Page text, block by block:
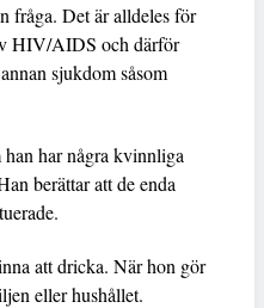
fråga. Det är alldeles för
HIV/AIDS och därför
sjukdom såsom
har några kvinnliga
berättar att de enda
att dricka. När hon gör
eller hushållet.